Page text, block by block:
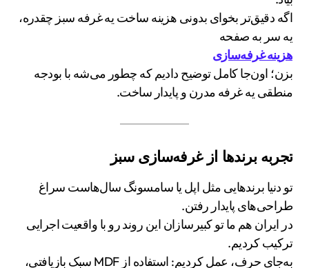
اگه دقیق‌تر بخوای بدونی هزینه ساخت یه غرفه سبز چقدره،
یه سر به صفحه
هزینه غرفه‌سازی
بزن؛ اون‌جا کامل توضیح دادیم که چطور می‌شه با بودجه
منطقی یه غرفه مدرن و پایدار ساخت.
تجربه برندها از غرفه‌سازی سبز
تو دنیا برندهایی مثل اپل یا سامسونگ سال‌هاست سراغ
طراحی‌های پایدار رفتن.
در ایران هم ما تو کبیرسازان این روند رو با واقعیت اجرایی
ترکیب کردیم.
به‌جای حرف، عمل کردیم: استفاده از MDF سبک بازیافتی،